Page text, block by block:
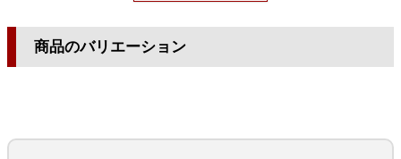
商品のバリエーション